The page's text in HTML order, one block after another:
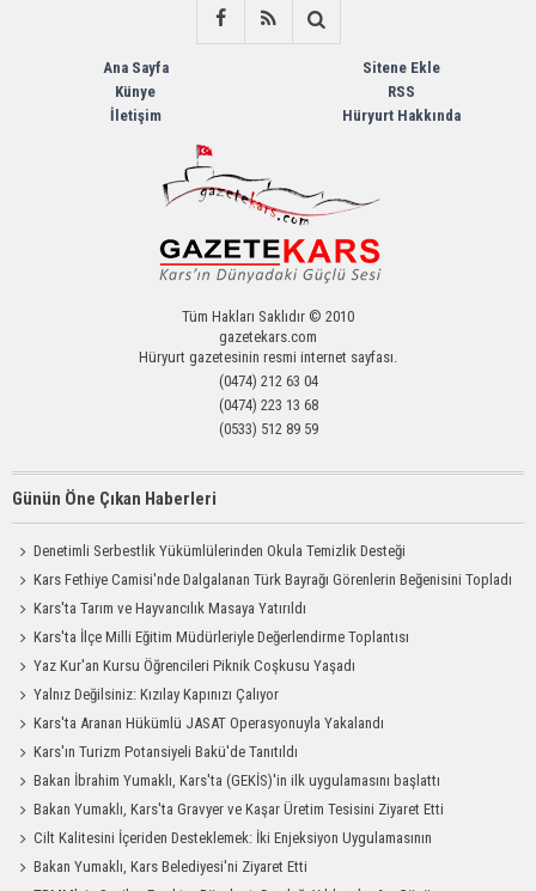
Ana Sayfa
Künye
İletişim
Sitene Ekle
RSS
Hüryurt Hakkında
Tüm Hakları Saklıdır © 2010
gazetekars.com
Hüryurt gazetesinin resmi internet sayfası.
(0474) 212 63 04
(0474) 223 13 68
(0533) 512 89 59
Günün Öne Çıkan Haberleri
Denetimli Serbestlik Yükümlülerinden Okula Temizlik Desteği
Kars Fethiye Camisi'nde Dalgalanan Türk Bayrağı Görenlerin Beğenisini Topladı
Kars'ta Tarım ve Hayvancılık Masaya Yatırıldı
Kars'ta İlçe Milli Eğitim Müdürleriyle Değerlendirme Toplantısı
Yaz Kur'an Kursu Öğrencileri Piknik Coşkusu Yaşadı
Yalnız Değilsiniz: Kızılay Kapınızı Çalıyor
Kars'ta Aranan Hükümlü JASAT Operasyonuyla Yakalandı
Kars'ın Turizm Potansiyeli Bakü'de Tanıtıldı
Bakan İbrahim Yumaklı, Kars'ta (GEKİS)'in ilk uygulamasını başlattı
Bakan Yumaklı, Kars'ta Gravyer ve Kaşar Üretim Tesisini Ziyaret Etti
Cilt Kalitesini İçeriden Desteklemek: İki Enjeksiyon Uygulamasının
Karşılaştırması
Bakan Yumaklı, Kars Belediyesi'ni Ziyaret Etti